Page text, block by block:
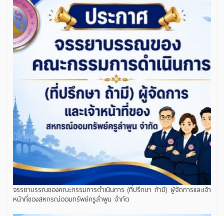
จรรยาบรรณของคณะกรรมการดำเนินการ (ที่ปรึกษา ถ้ามี) ผู้จัดการและเจ้า
หน้าที่ของสหกรณ์ออมทรัพย์ครูลำพูน จำกัด